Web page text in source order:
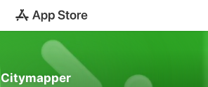
Citymapper